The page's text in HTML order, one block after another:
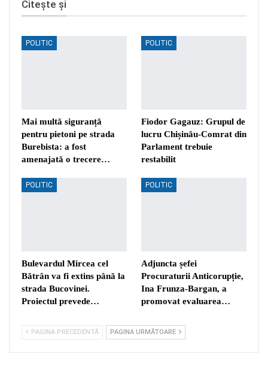
Citește și
POLITIC
Mai multă siguranță
pentru pietoni pe strada
Burebista: a fost
amenajată o trecere…
POLITIC
Fiodor Gagauz: Grupul de
lucru Chișinău-Comrat din
Parlament trebuie
restabilit
POLITIC
Bulevardul Mircea cel
Bătrân va fi extins până la
strada Bucovinei.
Proiectul prevede…
POLITIC
Adjuncta șefei
Procuraturii Anticorupție,
Ina Frunza-Bargan, a
promovat evaluarea…
PAGINA PRECEDENTĂ PAGINA URMĂTOARE